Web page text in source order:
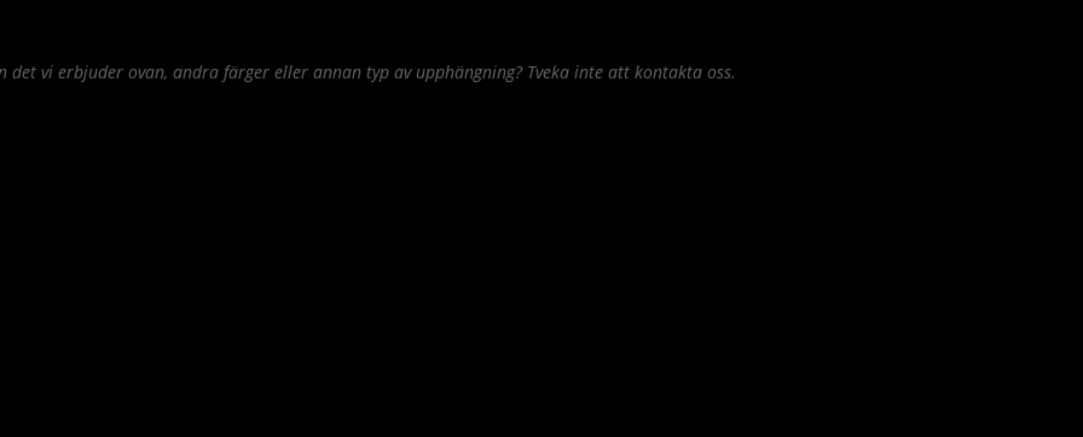
det vi erbjuder ovan, andra färger eller annan typ av upphängning? Tveka inte att kontakta oss.